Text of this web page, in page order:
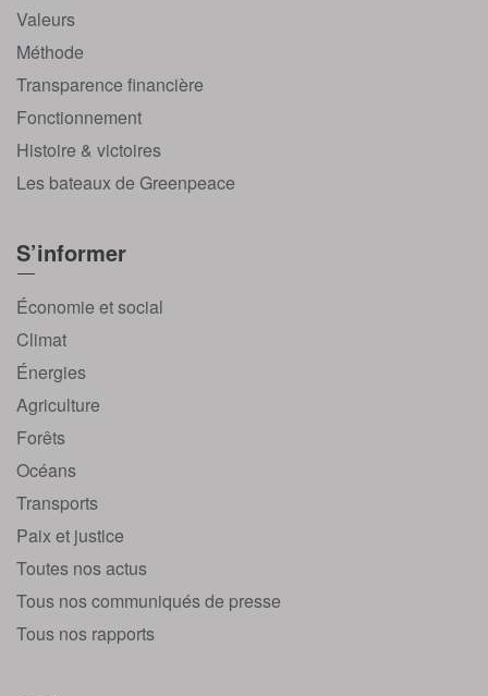
Valeurs
Méthode
Transparence financière
Fonctionnement
Histoire & victoires
Les bateaux de Greenpeace
S’informer
Économie et social
Climat
Énergies
Agriculture
Forêts
Océans
Transports
Paix et justice
Toutes nos actus
Tous nos communiqués de presse
Tous nos rapports